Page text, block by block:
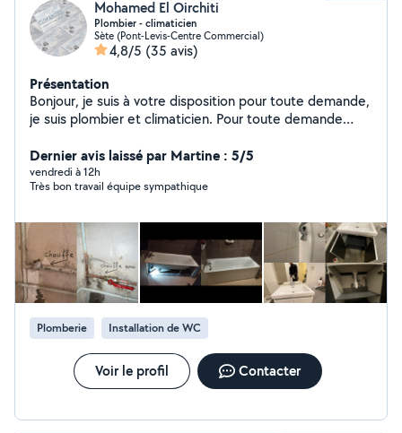
Mohamed El Oirchiti
Plombier - climaticien
Sète (Pont-Levis-Centre Commercial)
4,8/5 (35 avis)
Présentation
Bonjour, je suis à votre disposition pour toute demande,
je suis plombier et climaticien. Pour toute demande
Com ou par tel car AlloVoisins ne me permet plus de
répondre à vos demande merci de votre
compréhension.
Dernier avis laissé par Martine : 5/5
vendredi à 12h
Très bon travail équipe sympathique
Plomberie Installation de WC
Voir le profil Contacter